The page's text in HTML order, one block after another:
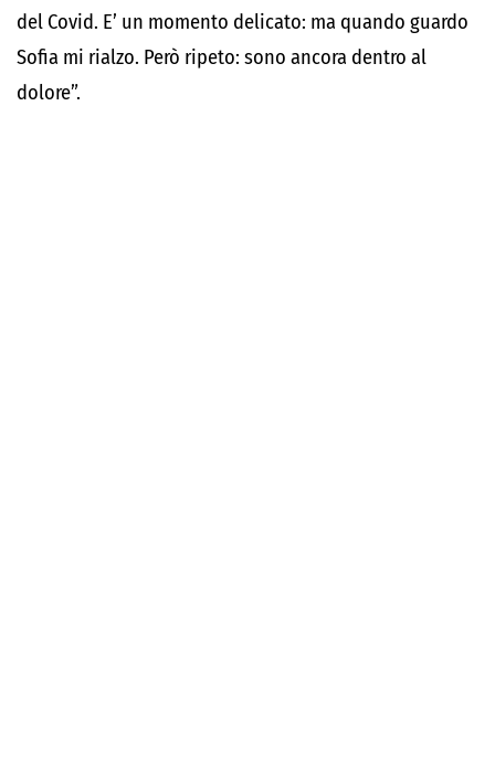
del Covid. E’ un momento delicato: ma quando guardo
Sofia mi rialzo. Però ripeto: sono ancora dentro al
dolore”.